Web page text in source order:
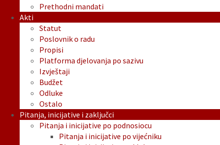
Prethodni mandati
Akti
Statut
Poslovnik o radu
Propisi
Platforma djelovanja po sazivu
Izvještaji
Budžet
Odluke
Ostalo
Pitanja, inicijative i zaključci
Pitanja i inicijative po podnosiocu
Pitanja i inicijative po vijećniku